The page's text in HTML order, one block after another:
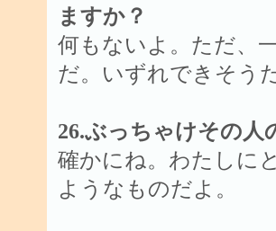
ますか？
何もないよ。ただ、
だ。いずれできそう
26.ぶっちゃけその人
確かにね。わたしに
ようなものだよ。